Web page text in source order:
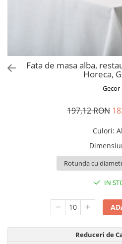
Fata de masa alba,
Horeca,
Gecor
197,12 RON
Culori:
IN
Reduceri de